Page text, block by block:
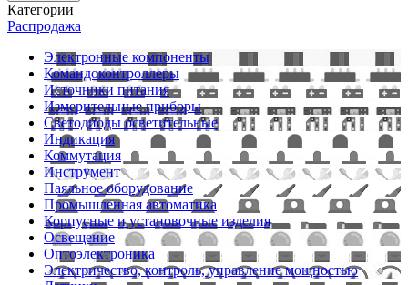
Категории
Распродажа
Электронные компоненты
Командоконтроллеры
Источники питания
Измерительные приборы
Светодиоды осветительные
Индикация
Коммутация
Инструмент
Паяльное оборудование
Промышленная автоматика
Корпусные и установочные изделия
Освещение
Оптоэлектроника
Электричество, контроль, управление мощностью